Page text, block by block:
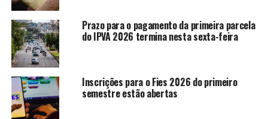
Campanha contra a gripe atinge 21% do grupo
prioritário
NÃO PERCA
Aleitamento materno promove crescimento cerebral de
prematuros
redacao
Prazo para o pagamento da primeira parcela
do IPVA 2026 termina nesta sexta-feira
Inscrições para o Fies 2026 do primeiro
semestre estão abertas